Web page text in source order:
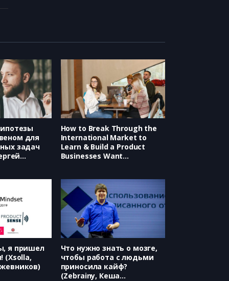
для
задач
How to Break Through the
International Market to
Learn & Build a Product
Businesses Want
я пришел
(Xsolla,
Что нужно знать о мозге,
чтобы работа с людьми
приносила кайф?
(Zebrainy, Кеша